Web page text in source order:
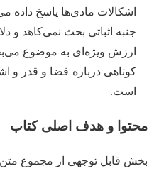
اشکالات مادی‌ها پاسخ داده
جنبه اثباتی بحث نمی‌کاهد و
ارزش ویژه‌ای به موضوع
کوتاهی درباره قضا و قدر و
است.
محتوا و هدف اصلی کتاب
بخش قابل توجهی از مجموع